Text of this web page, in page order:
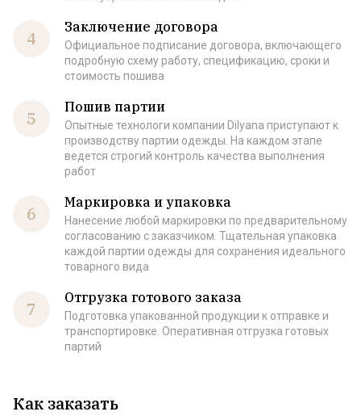
4
Заключение договора
Официальное подписание договора, включающего
подробную схему работу, спецификацию, сроки и
стоимость пошива
5
Пошив партии
Опытные технологи компании Dilyana приступают к
производству партии одежды. На каждом этапе
ведется строгий контроль качества выполнения
работ
6
Маркировка и упаковка
Нанесение любой маркировки по предварительному
согласованию с заказчиком. Тщательная упаковка
каждой партии одежды для сохранения идеального
товарного вида
7
Отгрузка готового заказа
Подготовка упакованной продукции к отправке и
транспортировке. Оперативная отгрузка готовых
партий
Как заказать